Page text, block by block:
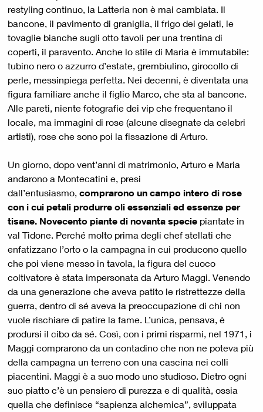
restyling continuo, la Latteria non è mai cambiata. Il
bancone, il pavimento di graniglia, il frigo dei gelati, le
tovaglie bianche sugli otto tavoli per una trentina di
coperti, il paravento. Anche lo stile di Maria è immutabile:
tubino nero o azzurro d’estate, grembiulino, girocollo di
perle, messinpiega perfetta. Nei decenni, è diventata una
figura familiare anche il figlio Marco, che sta al bancone.
Alle pareti, niente fotografie dei vip che frequentano il
locale, ma immagini di rose (alcune disegnate da celebri
artisti), rose che sono poi la fissazione di Arturo.
Un giorno, dopo vent’anni di matrimonio, Arturo e Maria
andarono a Montecatini e, presi
dall’entusiasmo, comprarono un campo intero di rose
con i cui petali produrre oli essenziali ed essenze per
tisane. Novecento piante di novanta specie piantate in
val Tidone. Perché molto prima degli chef stellati che
enfatizzano l’orto o la campagna in cui producono quello
che poi viene messo in tavola, la figura del cuoco
coltivatore è stata impersonata da Arturo Maggi. Venendo
da una generazione che aveva patito le ristrettezze della
guerra, dentro di sé aveva la preoccupazione di chi non
vuole rischiare di patire la fame. L’unica, pensava, è
prodursi il cibo da sé. Così, con i primi risparmi, nel 1971, i
Maggi comprarono da un contadino che non ne poteva più
della campagna un terreno con una cascina nei colli
piacentini. Maggi è a suo modo uno studioso. Dietro ogni
suo piatto c’è un pensiero di purezza e di qualità, ossia
quella che definisce “sapienza alchemica”, sviluppata